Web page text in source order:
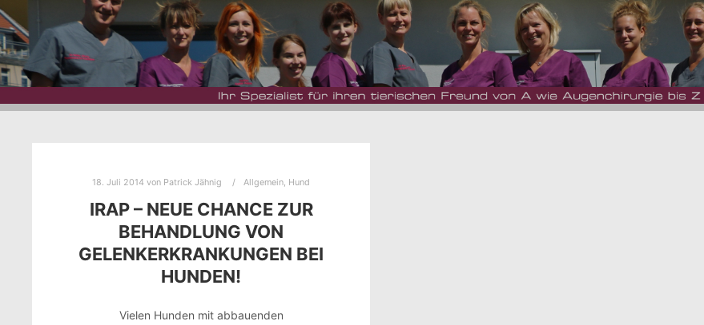
TAG-ARCHIV:
18. Juli 2014 von Patrick Jähnig Allgemein, Hund
IRAP – NEUE CHANCE ZUR
BEHANDLUNG VON
GELENKERKRANKUNGEN BEI
HUNDEN!
Vielen Hunden mit abbauenden